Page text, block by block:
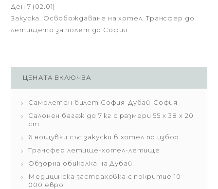
Ден 7 (02.01)
Закуска. Освобождаване на хотел. Трансфер до
летището за полет до София.
ЦЕНАТА ВКЛЮЧВА
Самолетен билет София-Дубай-София
Салонен багаж до 7 кг с размери 55 x 38 x 20
cm
6 нощувки със закуски в хотел по избор
Трансфер летище-хотел-летище
Обзорна обиколка на Дубай
Медицинска застраховка с покритие 10
000 евро